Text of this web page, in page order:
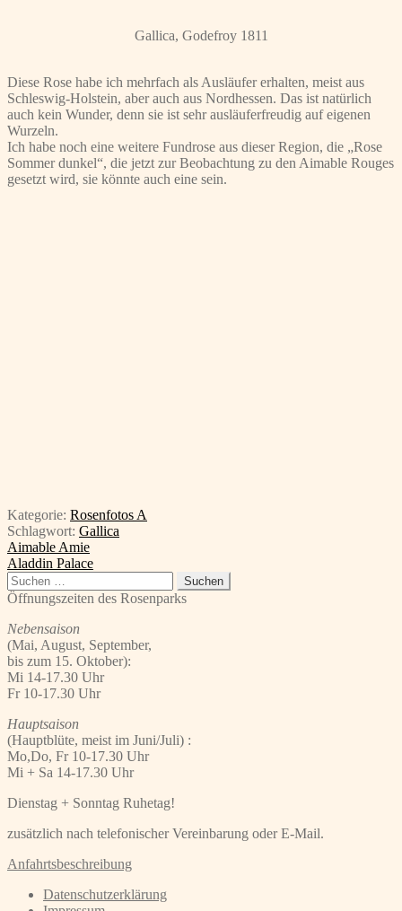
Gallica, Godefroy 1811
Diese Rose habe ich mehrfach als Ausläufer erhalten, meist aus
Schleswig-Holstein, aber auch aus Nordhessen. Das ist natürlich
auch kein Wunder, denn sie ist sehr ausläuferfreudig auf eigenen
Wurzeln.
Ich habe noch eine weitere Fundrose aus dieser Region, die „Rose
Sommer dunkel“, die jetzt zur Beobachtung zu den Aimable Rouges
gesetzt wird, sie könnte auch eine sein.
Kategorie: Rosenfotos A
Schlagwort: Gallica
Beitragsnavigation
Vorheriger
Beitrag:
Aimable Amie
Nächster
Beitrag:
Aladdin Palace
Suchen
nach:
Öffnungszeiten des Rosenparks
Nebensaison
(Mai, August, September,
bis zum 15. Oktober):
Mi 14-17.30 Uhr
Fr 10-17.30 Uhr
Hauptsaison
(Hauptblüte, meist im Juni/Juli) :
Mo,Do, Fr 10-17.30 Uhr
Mi + Sa 14-17.30 Uhr
Dienstag + Sonntag Ruhetag!
zusätzlich nach telefonischer Vereinbarung oder E-Mail.
Anfahrtsbeschreibung
Datenschutzerklärung